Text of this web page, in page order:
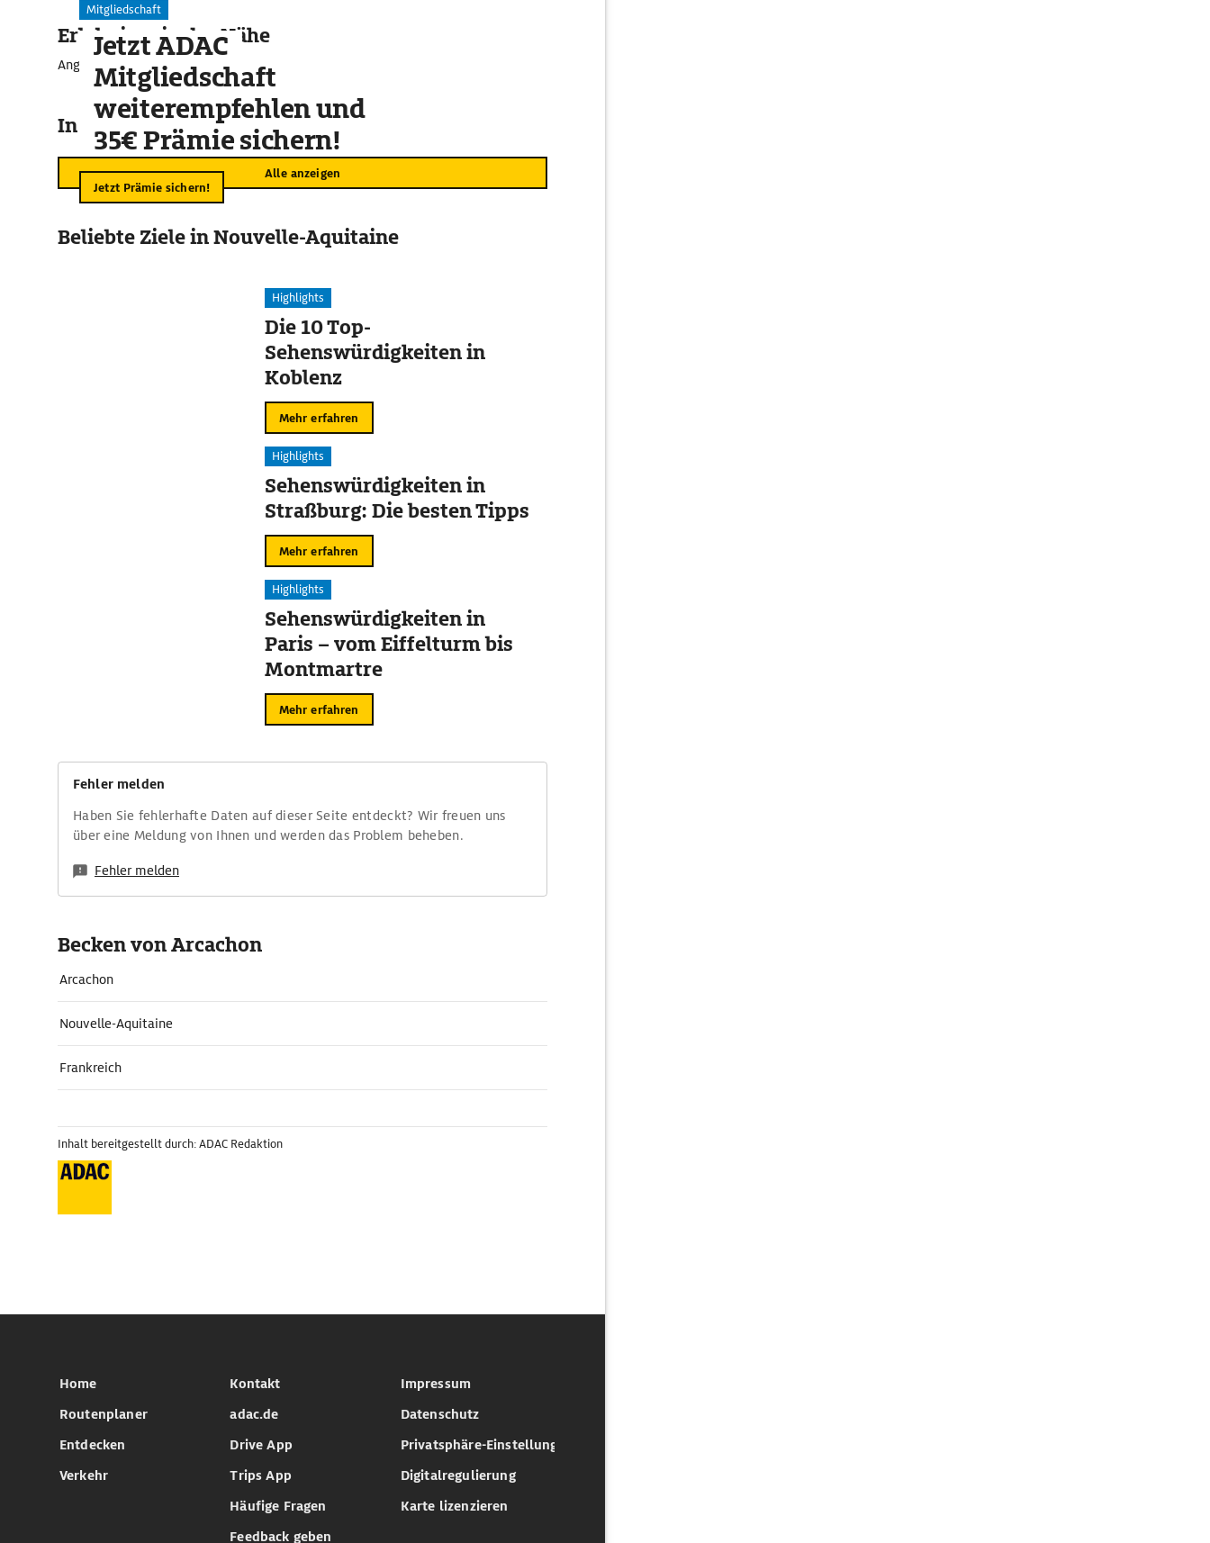
Erlebnisse in der Nähe
Angebote für unvergessliche Momente
In der Umgebung
Alle anzeigen
Mitgliedschaft
Jetzt ADAC
Mitgliedschaft
weiterempfehlen und
35€ Prämie sichern!
Jetzt Prämie sichern!
Beliebte Ziele in Nouvelle-Aquitaine
Highlights
Die 10 Top-
Sehenswürdigkeiten in
Koblenz
Mehr erfahren
Highlights
Sehenswürdigkeiten in
Straßburg: Die besten Tipps
Mehr erfahren
Highlights
Sehenswürdigkeiten in
Paris – vom Eiffelturm bis
Montmartre
Mehr erfahren
Fehler melden
Haben Sie fehlerhafte Daten auf dieser Seite entdeckt? Wir freuen uns
über eine Meldung von Ihnen und werden das Problem beheben.
Fehler melden
Becken von Arcachon
Arcachon
Nouvelle-Aquitaine
Frankreich
Inhalt bereitgestellt durch: ADAC Redaktion
Home
Routenplaner
Entdecken
Verkehr
Kontakt
adac.de
Drive App
Trips App
Häufige Fragen
Feedback geben
Impressum
Datenschutz
Privatsphäre-Einstellungen
Digitalregulierung
Karte lizenzieren